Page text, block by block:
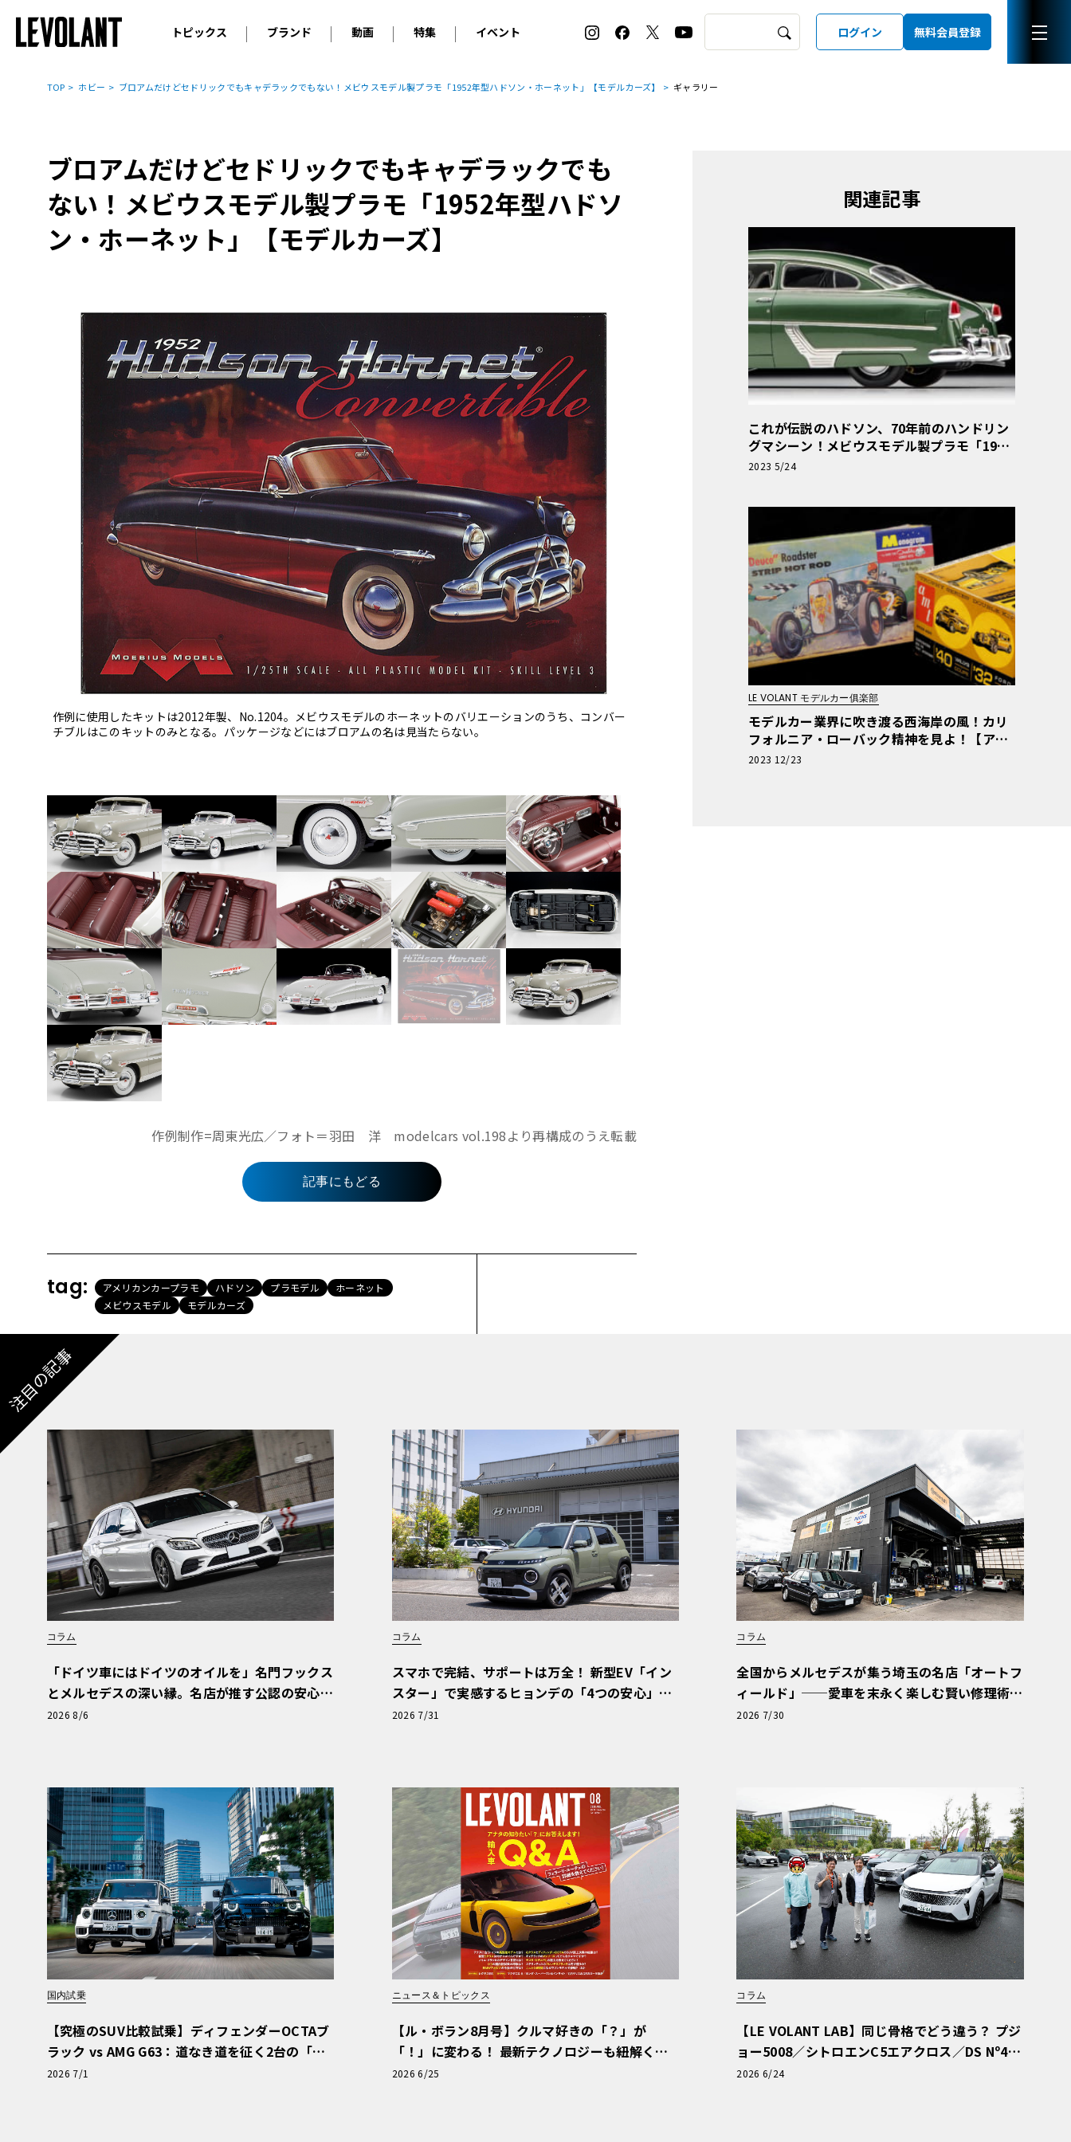
トピックス
ニュース
コラム
ブランド
輸入車 アウディ BMW
アルピナ
プジョー
ルノー
アバルト
フェラーリ
ランボルギーニ
マセラティ
アストン・マーティン
ベントレー
ボルボ
キャデラック
シボレー
ジープ
BYD
その他
国産車 レクサス トヨタ
日産
ホンダ
スバル
マツダ
三菱
ダイハツ
スズキ
その他
動画
オリジナル動画
特集
2026 サマータイヤ＆ホイール バイヤーズガイド
ホイールカタログ
タイヤ特集
イベント
ル・ボラン カーズ・ミート2026横浜
EV:LIFE KOBE 2025
ル・ボラン カーズ・ミート2025横浜
ログイン 無料会員登録
TOP ホビー ブロアムだけどセドリックでもキャデラックでもない！メビウスモデル製プラモ「1952年型ハドソン・ホーネット」【モデルカーズ】 ギャラリー
ブロアムだけどセドリックでもキャデラックでも
ない！メビウスモデル製プラモ「1952年型ハドソ
ン・ホーネット」【モデルカーズ】
作例に使用したキットは2012年製、No.1204。メビウスモデルのホーネットのバリエーションのうち、コンバー
チブルはこのキットのみとなる。パッケージなどにはブロアムの名は見当たらない。
作例制作=周東光広／フォト＝羽田 洋 modelcars vol.198より再構成のうえ転載
記事にもどる
tag: アメリカンカープラモ ハドソン プラモデル
ホーネット
メビウスモデル
モデルカーズ
関連記事
これが伝説のハドソン、70年前のハンドリン
グマシーン！メビウスモデル製プラモ「1954
年型ホーネット」【モデルカーズ】
2023 5/24
LE VOLANT モデルカー俱楽部
モデルカー業界に吹き渡る西海岸の風！カリ
フォルニア・ローバック精神を見よ！【アメ
リカンカープラモ・クロニクル】第17回
2023 12/23
注目の記事
コラム
「ドイツ車にはドイツのオイルを」名門フックス
とメルセデスの深い縁。名店が推す公認の安心
と、Cクラスで味わうシルキーな走り〈PR〉
2026 8/6
コラム
スマホで完結、サポートは万全！ 新型EV「イン
スター」で実感するヒョンデの「4つの安心」
【第1回・ヒョンデ6つの疑問：Why? Hyunda
2026 7/31
コラム
全国からメルセデスが集う埼玉の名店「オートフ
ィールド」──愛車を末永く楽しむ賢い修理術
と、プロがフックス製オイルを選ぶ理由〈PR〉
2026 7/30
国内試乗
【究極のSUV比較試乗】ディフェンダーOCTAブ
ラック vs AMG G63：道なき道を征く2台の「対
極的アプローチ」
2026 7/1
ニュース＆トピックス
【ル・ボラン8月号】クルマ好きの「？」が
「！」に変わる！ 最新テクノロジーも紐解く
「輸入車Q&A」
2026 6/25
コラム
【LE VOLANT LAB】同じ骨格でどう違う？ プジ
ョー5008／シトロエンC5エアクロス／DS Nº4
読者一気乗りレポート
2026 6/24